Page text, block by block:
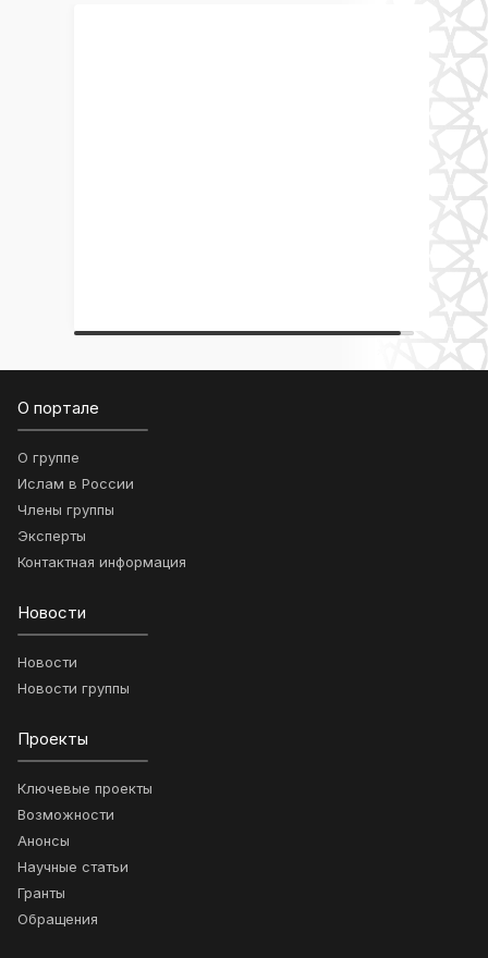
О портале
О группе
Ислам в России
Члены группы
Эксперты
Контактная информация
Новости
Новости
Новости группы
Проекты
Ключевые проекты
Возможности
Анонсы
Научные статьи
Гранты
Обращения